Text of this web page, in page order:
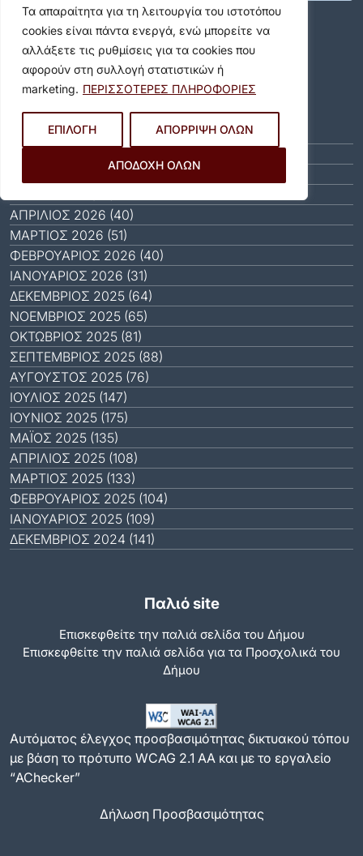
Τα απαραίτητα για τη λειτουργία του ιστοτόπου
cookies είναι πάντα ενεργά, ενώ μπορείτε να
αλλάξετε τις ρυθμίσεις για τα cookies που
αφορούν στη συλλογή στατιστικών ή
marketing. ΠΕΡΙΣΣΟΤΕΡΕΣ ΠΛΗΡΟΦΟΡΙΕΣ
ΕΠΙΛΟΓΗ ΑΠΟΡΡΙΨΗ ΟΛΩΝ
ΑΠΟΔΟΧΗ ΟΛΩΝ
Αποδέχομαι τους Όρους Χρήσης
Social Media
Αρχείο
ΑΎΓΟΥΣΤΟΣ 2026 (10)
ΙΟΎΛΙΟΣ 2026 (55)
ΙΟΎΝΙΟΣ 2026 (46)
ΑΠΡΊΛΙΟΣ 2026 (40)
ΜΆΡΤΙΟΣ 2026 (51)
ΦΕΒΡΟΥΆΡΙΟΣ 2026 (40)
ΙΑΝΟΥΆΡΙΟΣ 2026 (31)
ΔΕΚΈΜΒΡΙΟΣ 2025 (64)
ΝΟΈΜΒΡΙΟΣ 2025 (65)
ΟΚΤΏΒΡΙΟΣ 2025 (81)
ΣΕΠΤΈΜΒΡΙΟΣ 2025 (88)
ΑΎΓΟΥΣΤΟΣ 2025 (76)
ΙΟΎΛΙΟΣ 2025 (147)
ΙΟΎΝΙΟΣ 2025 (175)
ΜΆΙΟΣ 2025 (135)
ΑΠΡΊΛΙΟΣ 2025 (108)
ΜΆΡΤΙΟΣ 2025 (133)
ΦΕΒΡΟΥΆΡΙΟΣ 2025 (104)
ΙΑΝΟΥΆΡΙΟΣ 2025 (109)
ΔΕΚΈΜΒΡΙΟΣ 2024 (141)
Παλιό site
Επισκεφθείτε την παλιά σελίδα του Δήμου
Eπισκεφθείτε την παλιά σελίδα για τα Προσχολικά του
Δήμου
Αυτόματος έλεγχος προσβασιμότητας δικτυακού τόπου
με βάση το πρότυπο WCAG 2.1 AA και με το εργαλείο
“AChecker”
Δήλωση Προσβασιμότητας